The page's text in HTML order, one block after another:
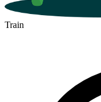
Train